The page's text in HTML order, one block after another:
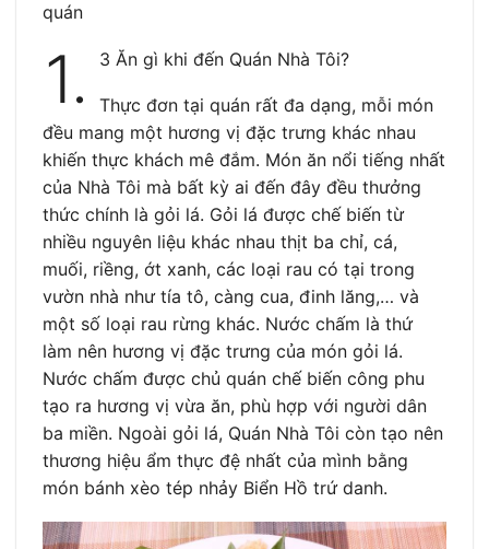
quán
1. 3 Ăn gì khi đến Quán Nhà Tôi?
Thực đơn tại quán rất đa dạng, mỗi món
đều mang một hương vị đặc trưng khác nhau
khiến thực khách mê đắm. Món ăn nổi tiếng nhất
của Nhà Tôi mà bất kỳ ai đến đây đều thưởng
thức chính là gỏi lá. Gỏi lá được chế biến từ
nhiều nguyên liệu khác nhau thịt ba chỉ, cá,
muối, riềng, ớt xanh, các loại rau có tại trong
vườn nhà như tía tô, càng cua, đinh lăng,… và
một số loại rau rừng khác. Nước chấm là thứ
làm nên hương vị đặc trưng của món gỏi lá.
Nước chấm được chủ quán chế biến công phu
tạo ra hương vị vừa ăn, phù hợp với người dân
ba miền. Ngoài gỏi lá, Quán Nhà Tôi còn tạo nên
thương hiệu ẩm thực đệ nhất của mình bằng
món bánh xèo tép nhảy Biển Hồ trứ danh.